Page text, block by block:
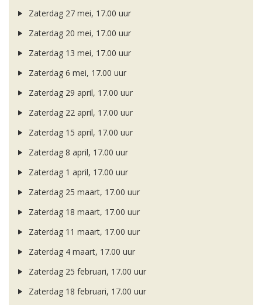
Zaterdag 27 mei, 17.00 uur
Zaterdag 20 mei, 17.00 uur
Zaterdag 13 mei, 17.00 uur
Zaterdag 6 mei, 17.00 uur
Zaterdag 29 april, 17.00 uur
Zaterdag 22 april, 17.00 uur
Zaterdag 15 april, 17.00 uur
Zaterdag 8 april, 17.00 uur
Zaterdag 1 april, 17.00 uur
Zaterdag 25 maart, 17.00 uur
Zaterdag 18 maart, 17.00 uur
Zaterdag 11 maart, 17.00 uur
Zaterdag 4 maart, 17.00 uur
Zaterdag 25 februari, 17.00 uur
Zaterdag 18 februari, 17.00 uur